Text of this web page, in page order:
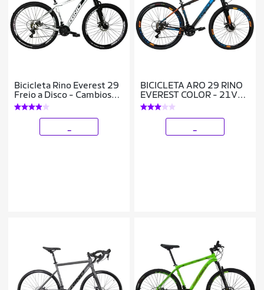
Bicicleta Rino Everest 29
Freio a Disco - Cambios
Shimano 21v
BICICLETA ARO 29 RINO
EVEREST COLOR - 21V
CAMBIOS SHIMANO